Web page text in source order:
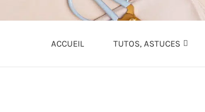
ACCUEIL TUTOS, ASTUCES